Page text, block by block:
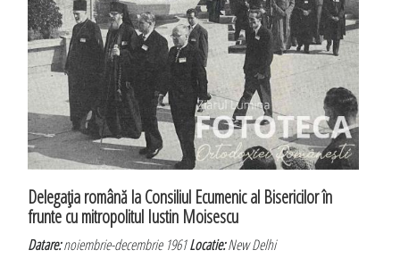
Delegaţia română la Consiliul Ecumenic al Bisericilor în
frunte cu mitropolitul Iustin Moisescu
Datare:noiembrie-decembrie 1961Locatie:New Delhi